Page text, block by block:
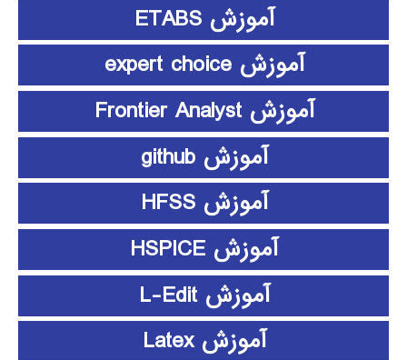
آموزش ETABS
آموزش expert choice
آموزش Frontier Analyst
آموزش github
آموزش HFSS
آموزش HSPICE
آموزش L-Edit
آموزش Latex